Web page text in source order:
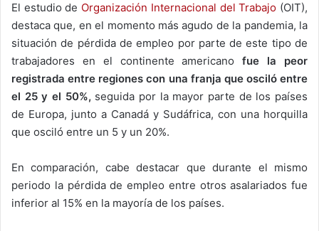
El estudio de Organización Internacional del Trabajo (OIT),
destaca que, en el momento más agudo de la pandemia, la
situación de pérdida de empleo por parte de este tipo de
trabajadores en el continente americanofue la peor
registrada entre regiones con una franja que osciló entre
el 25 y el 50%, seguida por la mayor parte de los países
de Europa, junto a Canadá y Sudáfrica, con una horquilla
que osciló entre un 5 y un 20%.
En comparación, cabe destacar que durante el mismo
periodo la pérdida de empleo entre otros asalariados fue
inferior al 15% en la mayoría de los países.